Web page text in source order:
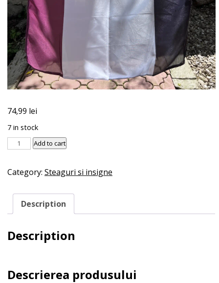
74,99 lei
7 in stock
Steag
Add to cart
Category: Steaguri si insigne
Description
Description
Descrierea produsului